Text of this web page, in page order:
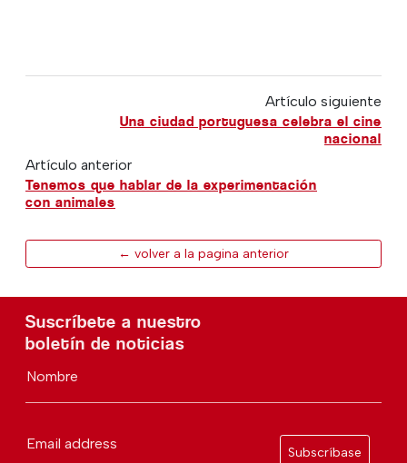
Artículo siguiente
Una ciudad portuguesa celebra el cine
nacional
Artículo anterior
Tenemos que hablar de la experimentación
con animales
← volver a la pagina anterior
Suscríbete a nuestro
boletín de noticias
Nombre
Email address
Subscríbase